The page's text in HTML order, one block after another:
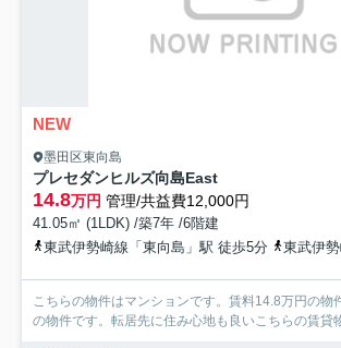
NEW
墨田区東向島
プレセダンヒルズ向島East
14.8万円 管理/共益費12,000円
41.05㎡ (1LDK) /築7年 /6階建
東武伊勢崎線「東向島」駅 徒歩5分
東武伊勢崎
こちらの物件はマンションです。賃料14.8万円の物
の物件です。転居先に住み心地も良いこちらの賃貸